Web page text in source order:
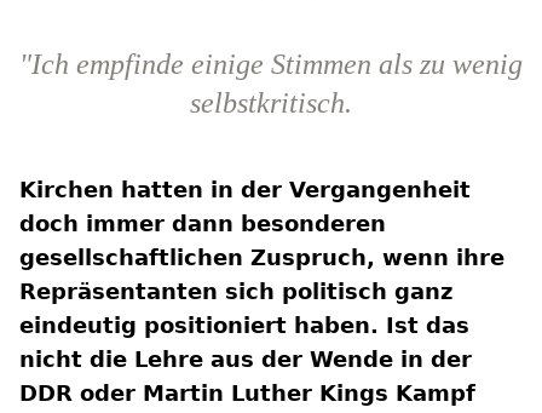
"Ich empfinde einige Stimmen als zu wenig
selbstkritisch.
Kirchen hatten in der Vergangenheit
doch immer dann besonderen
gesellschaftlichen Zuspruch, wenn ihre
Repräsentanten sich politisch ganz
eindeutig positioniert haben. Ist das
nicht die Lehre aus der Wende in der
DDR oder Martin Luther Kings Kampf